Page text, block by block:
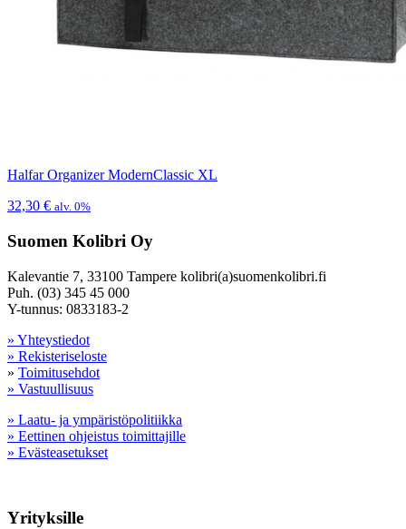
Halfar Organizer ModernClassic XL
32,30 € alv. 0%
Suomen Kolibri Oy
Kalevantie 7, 33100 Tampere kolibri(a)suomenkolibri.fi
Puh. (03) 345 45 000
Y-tunnus: 0833183-2
» Yhteystiedot
» Rekisteriseloste
» Toimitusehdot
» Vastuullisuus
» Laatu- ja ympäristöpolitiikka
» Eettinen ohjeistus toimittajille
» Evästeasetukset
Yrityksille